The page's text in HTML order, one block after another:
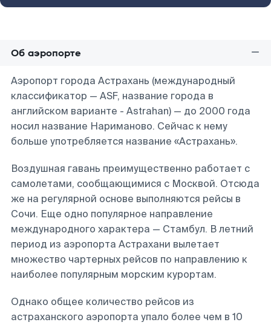
Об аэропорте
Аэропорт города Астрахань (международный
классификатор — ASF, название города в
английском варианте - Astrahan) — до 2000 года
носил название Нариманово. Сейчас к нему
больше употребляется название «Астрахань».
Воздушная гавань преимущественно работает с
самолетами, сообщающимися с Москвой. Отсюда
же на регулярной основе выполняются рейсы в
Сочи. Еще одно популярное направление
международного характера — Стамбул. В летний
период из аэропорта Астрахани вылетает
множество чартерных рейсов по направлению к
наиболее популярным морским курортам.
Однако общее количество рейсов из
астраханского аэропорта упало более чем в 10